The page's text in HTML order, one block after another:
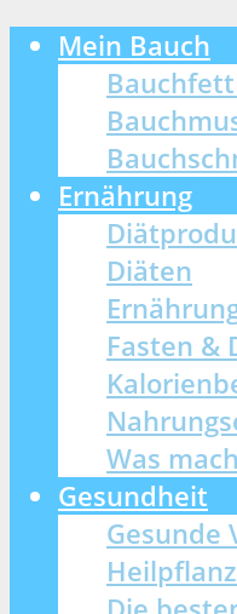
Mein Bauch
Ernährung
Diäten
Fasten &
Was
Gesundheit
Gesunde